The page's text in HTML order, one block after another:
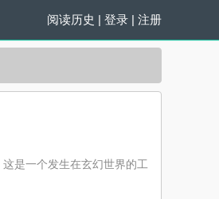
阅读历史 | 登录 | 注册
是一个发生在玄幻世界的工